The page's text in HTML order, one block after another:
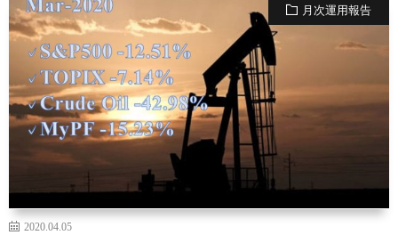
月次運用報告
2020.04.05